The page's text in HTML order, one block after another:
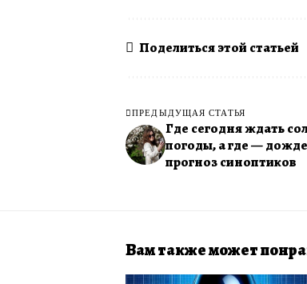
Поделиться этой статьей
ПРЕДЫДУЩАЯ СТАТЬЯ
Где сегодня ждать
погоды, а где —
прогноз синоптиков
Вам также может